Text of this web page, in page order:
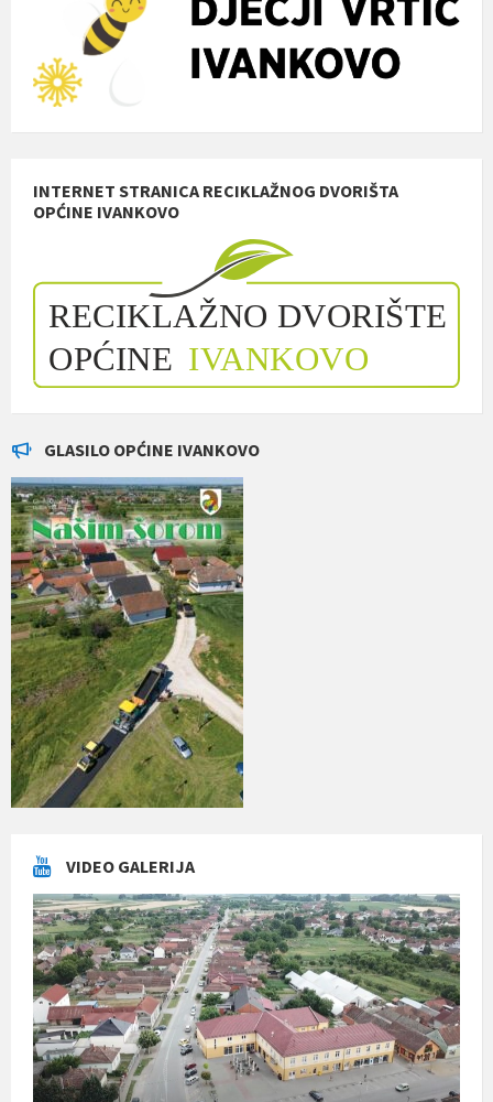
INTERNET STRANICA RECIKLAŽNOG DVORIŠTA
OPĆINE IVANKOVO
GLASILO OPĆINE IVANKOVO
VIDEO GALERIJA